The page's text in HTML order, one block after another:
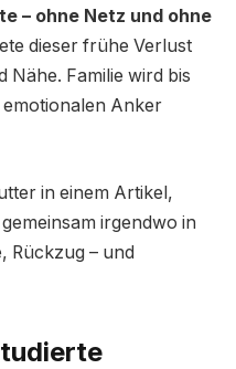
– ohne Netz und ohne
dieser frühe Verlust
Nähe. Familie wird bis
emotionalen Anker
in einem Artikel,
irgendwo in
Rückzug – und